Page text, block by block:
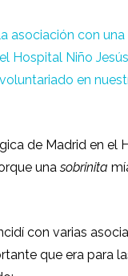
asociación con
Hospital Niño
en
de Madrid en el
unasobrinita
con varias
que era para